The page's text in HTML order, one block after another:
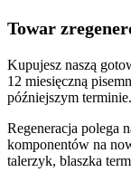
Towar
Kupujesz naszą
12 miesięczną
późniejszym terminie.
Regeneracja polega
komponentów na
talerzyk, blaszka